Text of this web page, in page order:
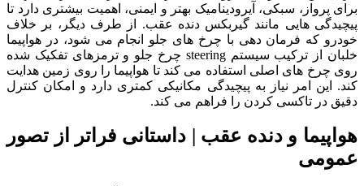
برای پرواز، سبکی، آیرودینامیک بهتر و ایمنی، اهمیت بیشتری دارد تا
پیچیدگی‌ هایی مانند گیربکس دنده عقب.
از طرف دیگر، بر خلاف
خودرو که فرمان‌ دهی با چرخ‌ های جلو انجام می‌ شود، در هواپیما
خلبان از ترکیب سیستم steering چرخ جلو و ترمزهای تفکیک‌ شده
روی چرخ‌ های اصلی استفاده می‌ کند تا هواپیما را روی زمین هدایت
کند. این امر نیاز به پیچیدگی مکانیکی کمتری دارد و امکان کنترل
دقیق در تاکسی کردن را فراهم می‌ کند.
هواپیما و دنده عقب | داستانی فراتر از تصور
عمومی